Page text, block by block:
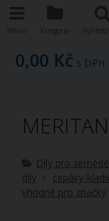
0,00 Kč s DPH
Díly pro
díly
cepáky-
vhodné pro značky
Menu Kategorie